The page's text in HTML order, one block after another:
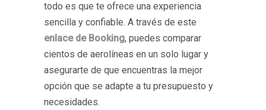
todo es que te ofrece una experiencia
sencilla y confiable. A través de este
enlace de Booking, puedes comparar
cientos de aerolíneas en un solo lugar y
asegurarte de que encuentras la mejor
opción que se adapte a tu presupuesto y
necesidades.